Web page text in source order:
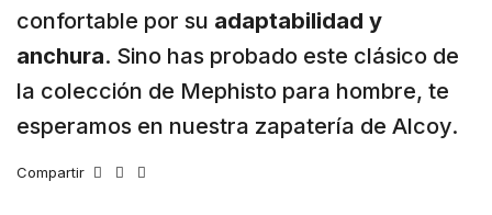
confortable por su adaptabilidad y
anchura. Sino has probado este clásico de
la colección de Mephisto para hombre, te
esperamos en nuestra zapatería de Alcoy.
Compartir